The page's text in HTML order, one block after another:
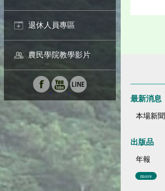
退休人員專區
農民學院教學影片
最新消息
本場新聞
出版品
年報
more